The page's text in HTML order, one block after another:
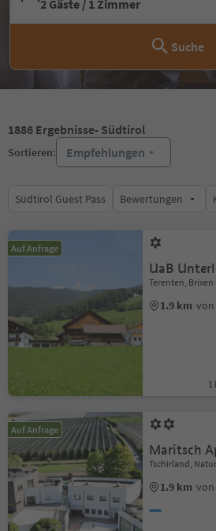
2 Gäste / 1 Zimmer
Suche
1886 Ergebnisse- Südtirol
Sortieren: Empfehlungen
Südtirol Guest Pass Bewertungen
Auf Anfrage
UaB
Terenten,
1.9 km
1
Auf Anfrage
Maritsch
Tschirland,
1.9 km